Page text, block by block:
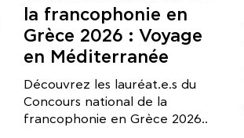
la francophonie en
Grèce 2026 : Voyage
en Méditerranée
Découvrez les lauréat.e.s du
Concours national de la
francophonie en Grèce 2026..